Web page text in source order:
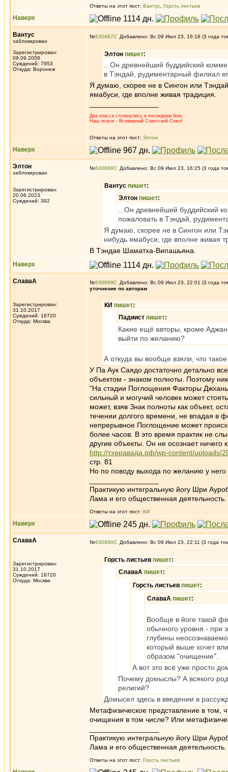
Ответы на этот пост: Вантус Горсть листьев
Наверх
Вантус
заблокирован
Зарегистрирован:
09.09.2008
Суждений: 7953
Откуда: Воронеж
№630887 Добавлено: Вс 09 Июл 23, 16:18 (3 года
Элтон пишет:
...Он древнейший буддийский
в Тэндай, рудиментарный филиал
Я думаю, скорее не в Сингон или
ямабуси, где вполне живая традиция.
Два класса столкнулись в последнем бою;
Наш лозунг - Всемирный Советский Союз!
Ответы на этот пост: Элтон
Наверх
Элтон
заблокирован
Зарегистрирован:
20.06.2023
Суждений: 392
№630888 Добавлено: Вс 09 Июл 23, 16:25 (3 года
Вантус пишет:
Элтон пишет:
...Он древнейший буддийский
пожаловать в Тэндай,
Я думаю, скорее не в Сингон или
нибудь ямабуси, где вполне живая
В Тэндае Шаматха-Випашьяна.
Наверх
СлаваА
Зарегистрирован:
31.10.2017
Суждений: 18720
Откуда: Москва
№630889
Добавлено: Вс 09 Июл 23, 22:01 (3 года
уточнение по авторам
КИ пишет:
Падиист пишет:
Какие ещё авторы, кроме
выйти по желанию?
А откуда вы вообще взяли, что
У Па Аук Саядо достаточно детально
объектом - знаком полноты. Поэтому
"На стадии Поглощения Факторы
сильный и могучий человек может
может, взяв Знак полноты как объект,
течении долгого времени, не впадая в
непрерывное Поглощение может
более часов. В это время практик не
другие объекты. Он не осознает ничего
http://тхеравада.рф/wp-content/uploads/
стр. 81
Но по поводу выхода по желанию у
Практикую интегральную йогу Шри
Лама и его общественная деятельность.
Ответы на этот пост: КИ
Наверх
СлаваА
Зарегистрирован:
31.10.2017
Суждений: 18720
Откуда: Москва
№630890 Добавлено: Вс 09 Июл 23, 22:11 (3 года
Горсть листьев пишет:
СлаваА пишет:
Горсть листьев пишет:
СлаваА пишет:
Вообще в йоге такой
обычного уровня - при
глубины
который выше хочет
образом "очищение".
А вот это всё уже просто
Почему домыслы? А всякого
религий?
Домысел здесь в введении в
Метафизическое представление в том,
очищения в том числе? Или
Практикую интегральную йогу Шри
Лама и его общественная деятельность.
Ответы на этот пост: Горсть листьев